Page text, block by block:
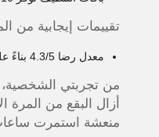
تقييمات إيجابية من
معدل رضا 4.3/5 بناءً على مراجعات العميلات (سنفصّل في قسم التجارب لاحقاً)
من تجربتي
أزال البقع من
منعشة استمرت